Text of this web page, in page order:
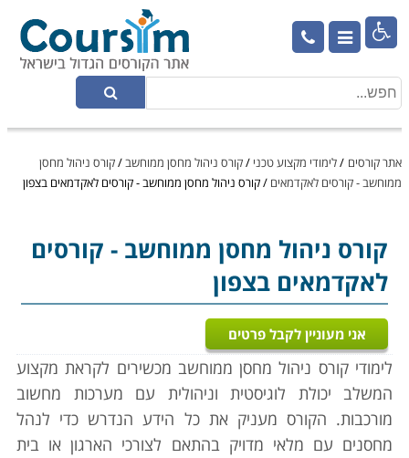

אתר קורסים /לימודי מקצוע טכני /קורס ניהול מחסן ממוחשב/קורס ניהול מחסן
ממוחשב - קורסים לאקדמאים /קורס ניהול מחסן ממוחשב - קורסים לאקדמאים בצפון
קורס ניהול מחסן ממוחשב - קורסים
לאקדמאים בצפון
אני מעוניין לקבל פרטים
לימודי קורס ניהול מחסן ממוחשב מכשירים לקראת מקצוע
המשלב יכולת לוגיסטית וניהולית עם מערכות מחשוב
מורכבות. הקורס מעניק את כל הידע הנדרש כדי לנהל
מחסנים עם מלאי מדויק בהתאם לצורכי הארגון או בית